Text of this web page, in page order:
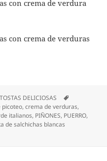
TOSTAS DELICIOSAS
picoteo,crema de verduras,
italianos, PIÑONES, PUERRO,
de salchichas blancas
blancas con crema de